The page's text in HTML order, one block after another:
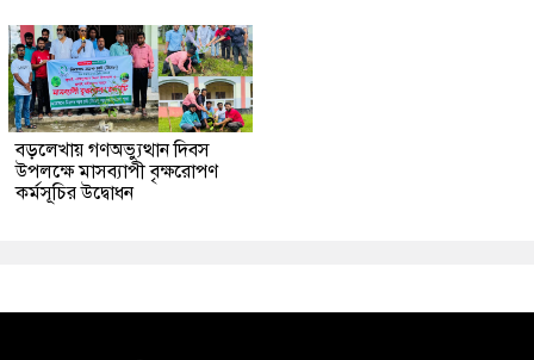
বড়লেখায় গণঅভ্যুত্থান দিবস
উপলক্ষে মাসব্যাপী বৃক্ষরোপণ
কর্মসূচির উদ্বোধন